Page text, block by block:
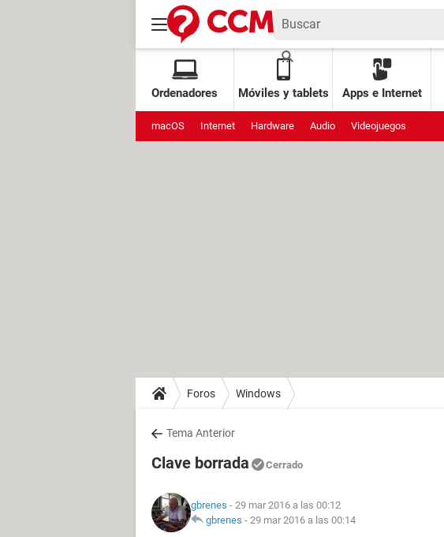
Ordenadores Móviles y tablets Apps e Internet
macOS Internet Hardware Audio Videojuegos
Foros Windows
Tema Anterior
Clave borrada Cerrado
gbrenes - 29 mar 2016 a las 00:12
gbrenes - 29 mar 2016 a las 00:14